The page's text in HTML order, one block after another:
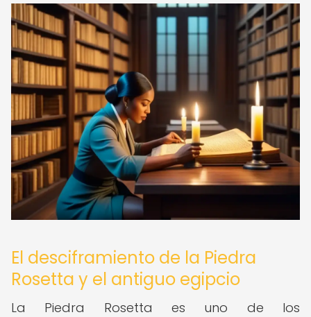
El desciframiento de la Piedra
Rosetta y el antiguo egipcio
La Piedra Rosetta es uno de los